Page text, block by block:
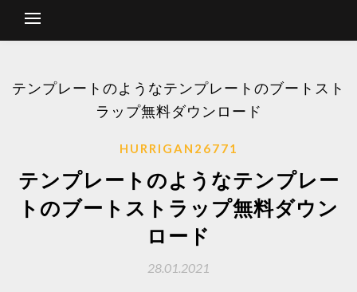
テンプレートのようなテンプレートのブートスト
ラップ無料ダウンロード
HURRIGAN26771
テンプレートのようなテンプレー
トのブートストラップ無料ダウン
ロード
28.01.2021